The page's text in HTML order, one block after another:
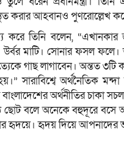
করার আহবানও পুণরোল্লেখ
করে তিনি বলেন,
মাটি। সোনার ফসল ফলে।
গাছ লাগাবেন। অন্তত
সারাবিশ্বে অর্থনৈতিক
অর্থনীতির চাকা
ছোট বলে অনেকে বহুদূরে বসে
হৃদয় দিয়ে আপনাদের